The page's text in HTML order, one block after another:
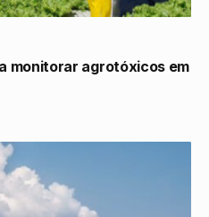
monitorar agrotóxicos em